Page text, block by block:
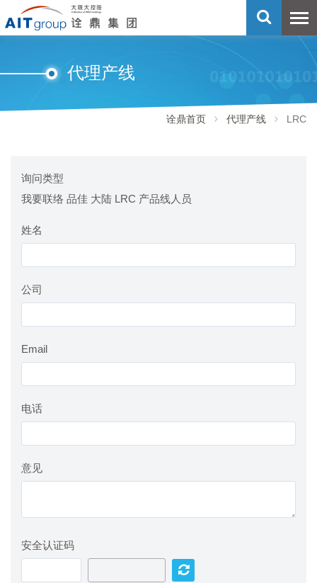
代理产线
诠鼎首页 代理产线 LRC
询问类型
我要联络 品佳 大陆 LRC 产品线人员
姓名
公司
Email
电话
意见
安全认证码